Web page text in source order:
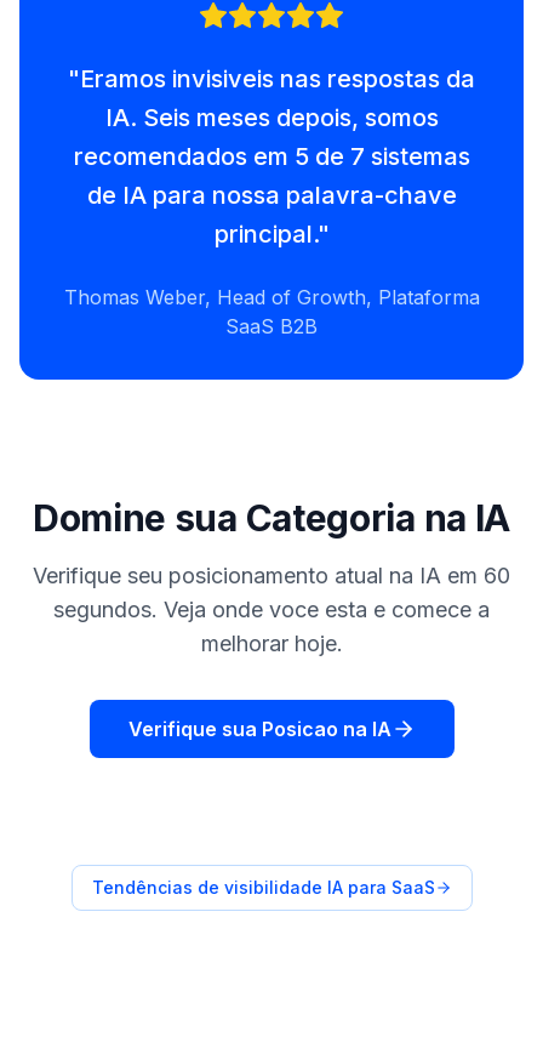
"Eramos invisiveis nas respostas da
IA. Seis meses depois, somos
recomendados em 5 de 7 sistemas
de IA para nossa palavra-chave
principal."
Thomas Weber, Head of Growth, Plataforma
SaaS B2B
Domine sua Categoria na IA
Verifique seu posicionamento atual na IA em 60
segundos. Veja onde voce esta e comece a
melhorar hoje.
Verifique sua Posicao na IA
Tendências de visibilidade IA para SaaS